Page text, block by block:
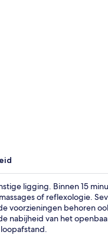
ligging. Binnen 15
of reflexologie.
voorzieningen behoren
nabijheid van het